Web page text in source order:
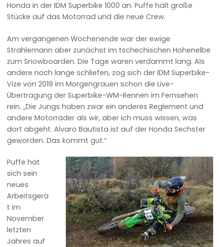
Honda in der IDM Superbike 1000 an. Puffe hält große
Stücke auf das Motorrad und die neue Crew.
Am vergangenen Wochenende war der ewige
Strahlemann aber zunächst im tschechischen Hohenelbe
zum Snowboarden. Die Tage waren verdammt lang. Als
andere noch lange schliefen, zog sich der IDM Superbike-
Vize von 2019 im Morgengrauen schon die Live-
Übertragung der Superbike-WM-Rennen im Fernsehen
rein. „Die Jungs haben zwar ein anderes Reglement und
andere Motorräder als wir, aber ich muss wissen, was
dort abgeht. Alvaro Bautista ist auf der Honda Sechster
geworden. Das kommt gut.“
Puffe hat
sich sein
neues
Arbeitsgerä
t im
November
letzten
Jahres auf